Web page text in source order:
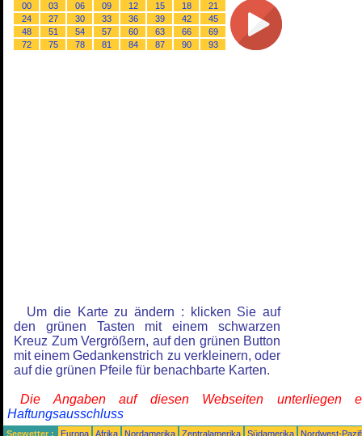
00 03 06 09 12 15 18
21
24
27 30 33 36 39 42
45
48
51 54 57 60 63 66
69
72
75 78 81 84 87 90 93
Um die Karte zu ändern : klicken Sie auf
den grünen Tasten mit einem schwarzen
Kreuz Zum Vergrößern, auf den grünen Button
mit einem Gedankenstrich zu verkleinern, oder
auf die grünen Pfeile für benachbarte Karten.
Die Angaben auf diesen Webseiten unterliegen
Haftungsausschluss
Seewetter : Europa Afrika Nordamerika Zentralamerika Südamerika
Nordwest-